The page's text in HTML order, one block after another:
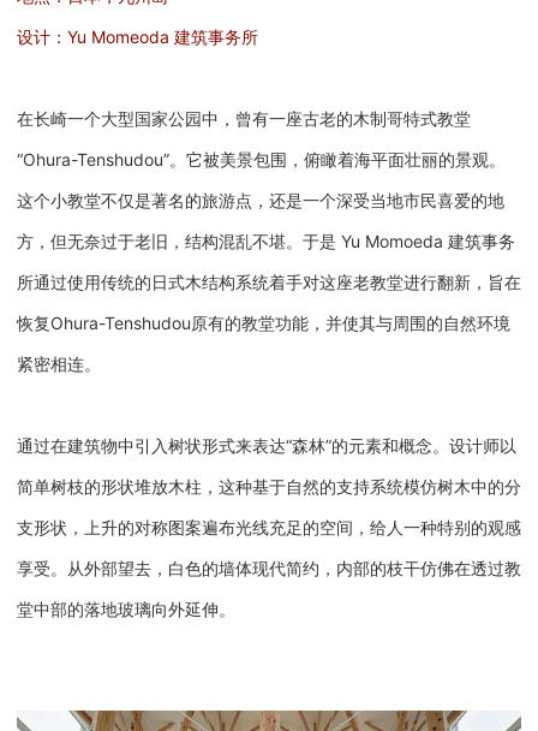
设计：Yu Momeoda 建筑事务所
在长崎一个大型国家公园中，曾有一座古老的木制哥特式教堂
“Ohura-Tenshudou”。它被美景包围，俯瞰着海平面壮丽的景观。
这个小教堂不仅是著名的旅游点，还是一个深受当地市民喜爱的地
方，但无奈过于老旧，结构混乱不堪。于是 Yu Momoeda 建筑事务
所通过使用传统的日式木结构系统着手对这座老教堂进行翻新，旨在
恢复Ohura-Tenshudou原有的教堂功能，并使其与周围的自然环境
紧密相连。
通过在建筑物中引入树状形式来表达“森林”的元素和概念。设计师以
简单树枝的形状堆放木柱，这种基于自然的支持系统模仿树木中的分
支形状，上升的对称图案遍布光线充足的空间，给人一种特别的观感
享受。从外部望去，白色的墙体现代简约，内部的枝干仿佛在透过教
堂中部的落地玻璃向外延伸。